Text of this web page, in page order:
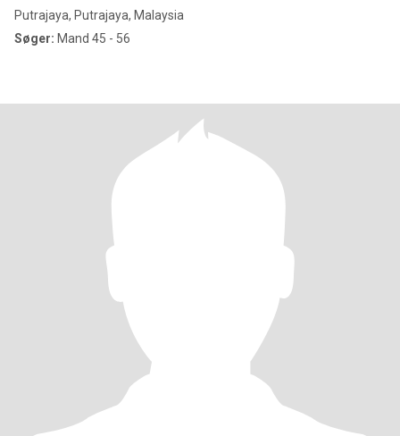
Putrajaya, Putrajaya, Malaysia
Søger: Mand 45 - 56